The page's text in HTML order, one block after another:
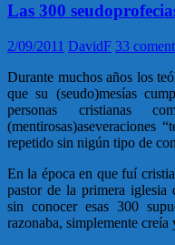
Las 300
2/09/2011 DavidF 33
Durante muchos años los
que su (seudo)mesías
personas cristianas
(mentirosas)aseveraciones
repetido sin nigún tipo de
En la época en que fuí
pastor de la primera iglesia
sin conocer esas 300
razonaba, simplemente creía